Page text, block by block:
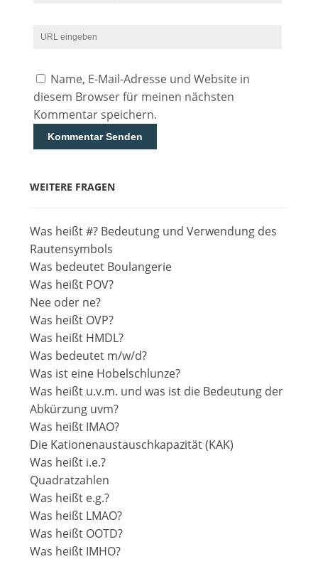
Name, E-Mail-Adresse und Website in
diesem Browser für meinen nächsten
Kommentar speichern.
WEITERE FRAGEN
Was heißt #? Bedeutung und Verwendung des
Rautensymbols
Was bedeutet Boulangerie
Was heißt POV?
Nee oder ne?
Was heißt OVP?
Was heißt HMDL?
Was bedeutet m/w/d?
Was ist eine Hobelschlunze?
Was heißt u.v.m. und was ist die Bedeutung der
Abkürzung uvm?
Was heißt IMAO?
Die Kationenaustauschkapazität (KAK)
Was heißt i.e.?
Quadratzahlen
Was heißt e.g.?
Was heißt LMAO?
Was heißt OOTD?
Was heißt IMHO?